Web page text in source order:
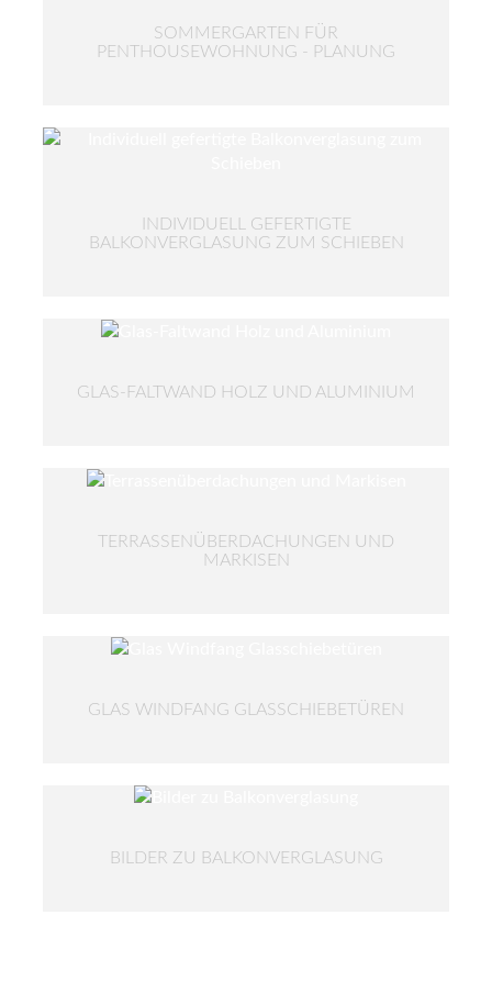
SOMMERGARTEN FÜR
PENTHOUSEWOHNUNG - PLANUNG
INDIVIDUELL GEFERTIGTE
BALKONVERGLASUNG ZUM SCHIEBEN
GLAS-FALTWAND HOLZ UND ALUMINIUM
TERRASSENÜBERDACHUNGEN UND
MARKISEN
GLAS WINDFANG GLASSCHIEBETÜREN
BILDER ZU BALKONVERGLASUNG